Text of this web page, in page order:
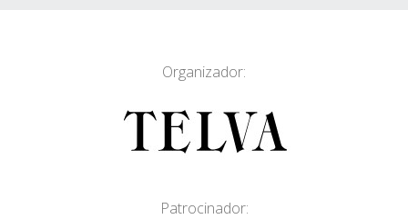
Organizador:
Patrocinador: